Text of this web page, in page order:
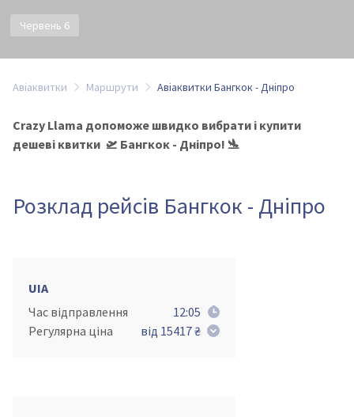
Червень 6
Авіаквитки Маршрути Авіаквитки Бангкок - Дніпро
Crazy Llama допоможе швидко вибрати і купити
дешеві квитки 🛫 Бангкок - Дніпро! 🛬
Розклад рейсів Бангкок - Дніпро
UIA
Час відправлення
12:05
Регулярна ціна
від 15417 ₴